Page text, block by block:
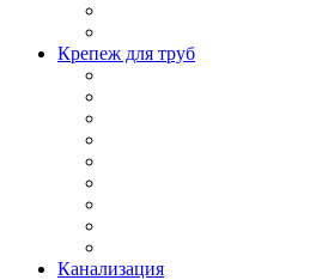
Крепеж для труб
Канализация